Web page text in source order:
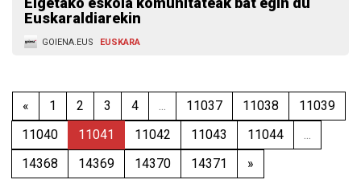
Euskaraldiarekin
GOIENA.EUS EUSKARA
« 1 2 3 4 ... 11037 11038
11039
11040
11041 11042 11043 11044
...
14368
14369 14370 14371 »